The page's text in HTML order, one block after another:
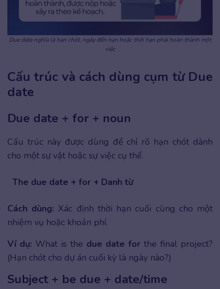
Due date nghĩa là hạn chót, ngày đến hạn hoặc thời hạn phải hoàn thành một
việc
Cấu trúc và cách dùng cụm từ Due
date
Due date + for + noun
Cấu trúc này được dùng để chỉ rõ hạn chót dành
cho một sự vật hoặc sự việc cụ thể.
The due date + for + Danh từ
Cách dùng: Xác định thời hạn cuối cùng cho một
nhiệm vụ hoặc khoản phí.
Ví dụ: What is the due date for the final project?
(Hạn chót cho dự án cuối kỳ là ngày nào?)
Subject + be due + date/time